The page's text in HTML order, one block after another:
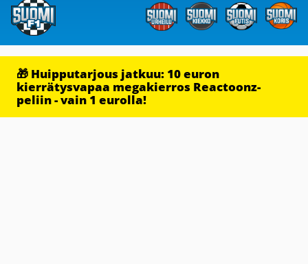
🎁 Huipputarjous jatkuu: 10 euron
kierrätysvapaa megakierros Reactoonz-
peliin - vain 1 eurolla!